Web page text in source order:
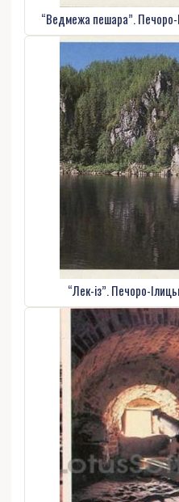
“Ведмежа пешара”. Печоро-
“Лек-із”. Печоро-